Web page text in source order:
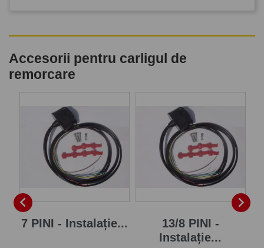
Accesorii pentru carligul de
remorcare

7 PINI - Instalație...
13/8 PINI -
Instalație...
